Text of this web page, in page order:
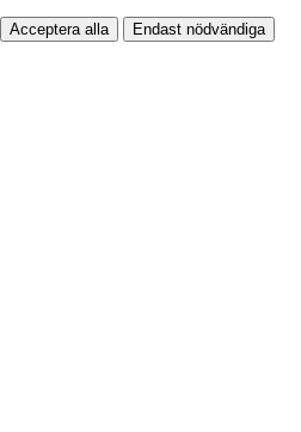
Acceptera alla Endast nödvändiga